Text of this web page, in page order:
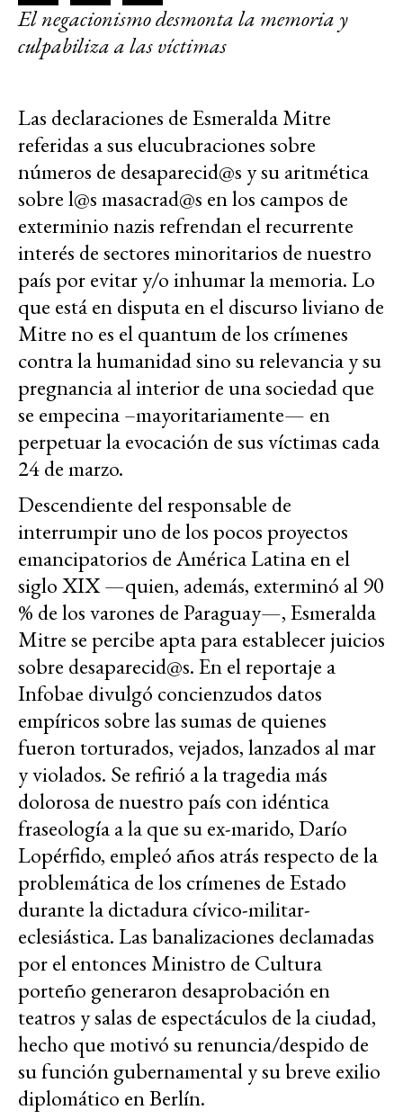
El negacionismo desmonta la memoria y
culpabiliza a las víctimas
Las declaraciones de Esmeralda Mitre
referidas a sus elucubraciones sobre
números de desaparecid@s y su aritmética
sobre l@s masacrad@s en los campos de
exterminio nazis refrendan el recurrente
interés de sectores minoritarios de nuestro
país por evitar y/o inhumar la memoria. Lo
que está en disputa en el discurso liviano de
Mitre no es el quantum de los crímenes
contra la humanidad sino su relevancia y su
pregnancia al interior de una sociedad que
se empecina –mayoritariamente— en
perpetuar la evocación de sus víctimas cada
24 de marzo.
Descendiente del responsable de
interrumpir uno de los pocos proyectos
emancipatorios de América Latina en el
siglo XIX —quien, además, exterminó al 90
% de los varones de Paraguay—, Esmeralda
Mitre se percibe apta para establecer juicios
sobre desaparecid@s. En el reportaje a
Infobae divulgó concienzudos datos
empíricos sobre las sumas de quienes
fueron torturados, vejados, lanzados al mar
y violados. Se refirió a la tragedia más
dolorosa de nuestro país con idéntica
fraseología a la que su ex-marido, Darío
Lopérfido, empleó años atrás respecto de la
problemática de los crímenes de Estado
durante la dictadura cívico-militar-
eclesiástica. Las banalizaciones declamadas
por el entonces Ministro de Cultura
porteño generaron desaprobación en
teatros y salas de espectáculos de la ciudad,
hecho que motivó su renuncia/despido de
su función gubernamental y su breve exilio
diplomático en Berlín.